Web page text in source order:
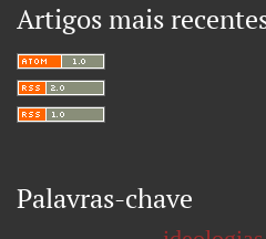
Artigos mais
Palavras-chave